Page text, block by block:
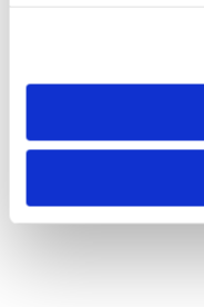
need to be set again.